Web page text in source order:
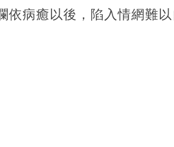
依病癒以後，陷入情網難